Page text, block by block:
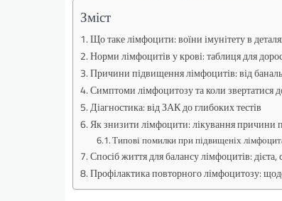
Зміст
Що таке лімфоцити: воїни імунітету в
Норми лімфоцитів у крові: таблиця для
Причини підвищення лімфоцитів: від
Симптоми лімфоцитозу та коли звертатися
Діагностика: від ЗАК до глибоких тестів
Як знизити лімфоцити: лікування причини
Типові помилки при підвищеніх
Спосіб життя для балансу лімфоцитів: дієта,
Профілактика повторного лімфоцитозу: